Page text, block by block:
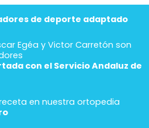
de deporte adaptado
Egéa y Victor Carretón son
con el Servicio Andaluz de
en nuestra ortopedia